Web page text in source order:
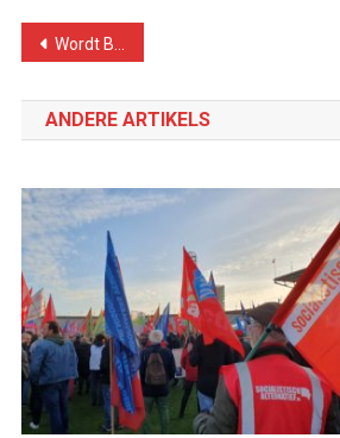
Bericht
navigatie
Wordt Bernie president?
ANDERE ARTIKELS